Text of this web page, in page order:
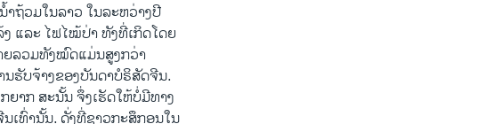
າຖ້ວມໃນລາວ ໃນລະຫວ່າງປີ
ແລະ ໄຟໄໝ້ປ່າ ທັງທີ່ເກິດໂດຍ
ຍລວມທັງໝົດແມ່ນສູງກວ່າ
ນຮັບຈ້າງຂອງບັນດາບໍຣິສັດຈີນ.
ຍາກ ສະນັ້ນ ​ຈຶ່ງ​ເຮັດໃຫ້​ບໍ່​ມີ​ທາງ​